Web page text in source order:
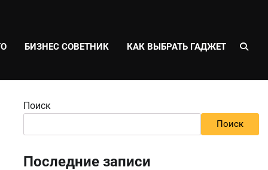
БИЗНЕС СОВЕТНИК КАК ВЫБРАТЬ ГАДЖЕТ
Поиск
Поиск
Последние записи